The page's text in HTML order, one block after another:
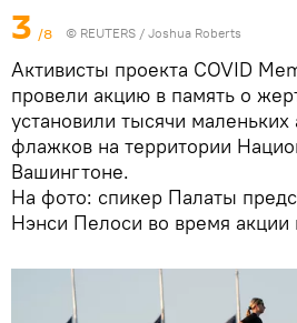
3 /8 © REUTERS / Joshua Roberts
Активисты проекта COVID
провели акцию в память о
установили тысячи
флажков на территории
Вашингтоне.
На фото: спикер Палаты
Нэнси Пелоси во время акции